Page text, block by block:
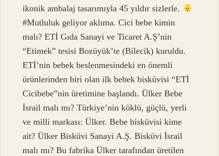
ikonik ambalaj tasarımıyla 45 yıldır sizlerle.
#Mutluluk geliyor aklıma. Cici bebe kimin
malı? ETİ Gıda Sanayi ve Ticaret A.Ş’nin
“Etimek” tesisi Bozüyük’te (Bilecik) kuruldu.
ETİ’nin bebek beslenmesindeki en önemli
ürünlerinden biri olan ilk bebek bisküvisi “ETİ
Cicibebe”nin üretimine başlandı. Ülker Bebe
İsrail malı mı? Türkiye’nin köklü, güçlü, yerli
ve milli markası: Ülker. Bebe bisküvisi kime
ait? Ülker Bisküvi Sanayi A.Ş. Bisküvi İsrail
malı mı? Bu fabrika Ülker tarafından üretilen